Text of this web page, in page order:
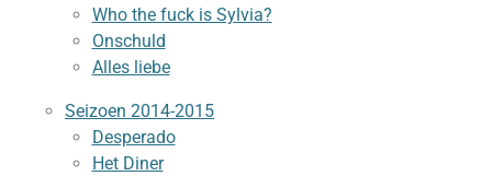
Who the fuck is Sylvia?
Onschuld
Alles liebe
Seizoen 2014-2015
Desperado
Het Diner